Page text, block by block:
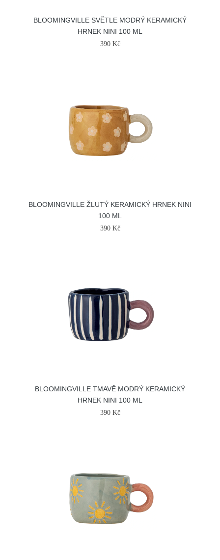
BLOOMINGVILLE SVĚTLE MODRÝ KERAMICKÝ
HRNEK NINI 100 ML
390 Kč
BLOOMINGVILLE ŽLUTÝ KERAMICKÝ HRNEK NINI
100 ML
390 Kč
BLOOMINGVILLE TMAVĚ MODRÝ KERAMICKÝ
HRNEK NINI 100 ML
390 Kč